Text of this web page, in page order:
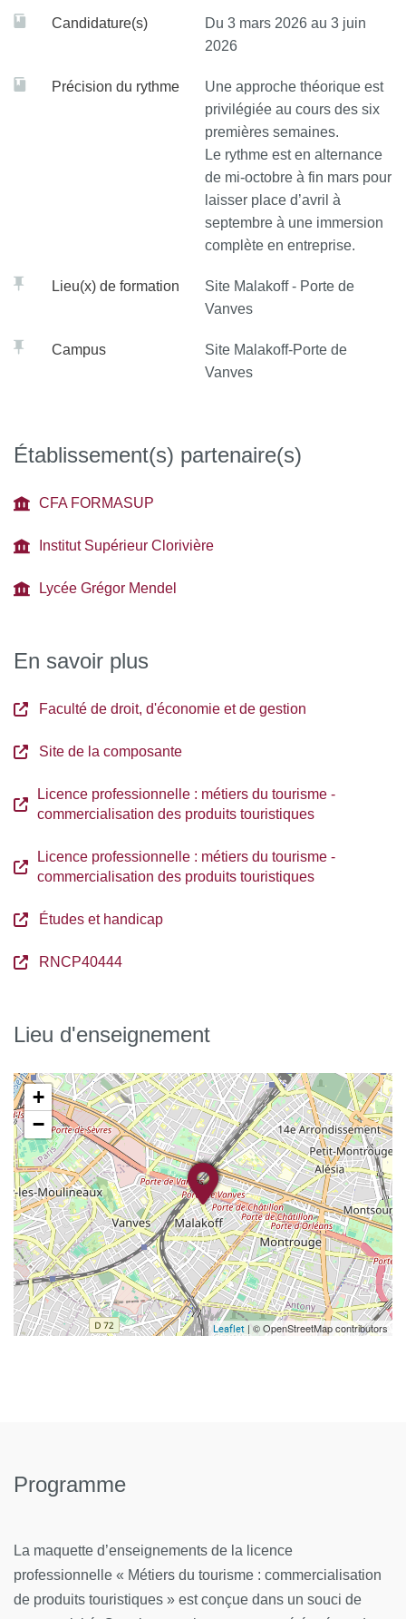
* Concevoir ou participer à l’élaboration d’une campagne
canaux de diffusion, sélectionner les prestataires
Bloc de compétences – Réalisation d'un diagnostic
et/ou d'un audit pour apporter des conseils
* Apporter un appui technique aux partenaires
Bloc de compétences – Maîtrise des différentes
Identifier les canaux de distribution
Candidature(s)
Du 3 mars 2026 au 3 juin
2026
Précision du rythme
Une approche théorique est
privilégiée au cours des six
premières semaines.
Le rythme est en alternance
de mi-octobre à fin mars pour
laisser place d’avril à
septembre à une immersion
complète en entreprise.
Lieu(x) de formation
Site Malakoff - Porte de
Vanves
Campus
Site Malakoff-Porte de
Vanves
Établissement(s) partenaire(s)
CFA FORMASUP
Institut Supérieur Clorivière
Lycée Grégor Mendel
En savoir plus
Faculté de droit, d'économie et de gestion
Site de la composante
Licence professionnelle : métiers du tourisme -
commercialisation des produits touristiques
Licence professionnelle : métiers du tourisme -
commercialisation des produits touristiques
Études et handicap
RNCP40444
Lieu d'enseignement
+
−
Leaflet | © OpenStreetMap contributors
Programme
La maquette d’enseignements de la licence
professionnelle « Métiers du tourisme : commercialisation
de produits touristiques » est conçue dans un souci de